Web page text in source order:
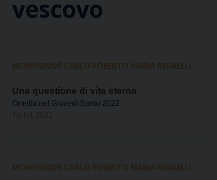
vescovo
MONSIGNOR CARLO ROBERTO MARIA REDAELLI
Una questione di vita eterna
Omelia nel Giovedì Santo 2022
MONSIGNOR CARLO ROBERTO MARIA REDAELLI